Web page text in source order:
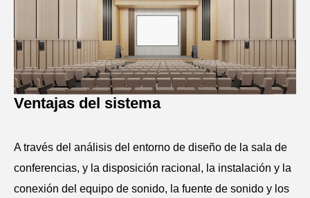
Ventajas del sistema
A través del análisis del entorno de diseño de la sala de
conferencias, y la disposición racional, la instalación y la
conexión del equipo de sonido, la fuente de sonido y los